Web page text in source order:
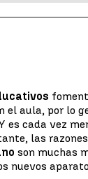
el aula, por lo
es cada vez
las
son muchas
nuevos